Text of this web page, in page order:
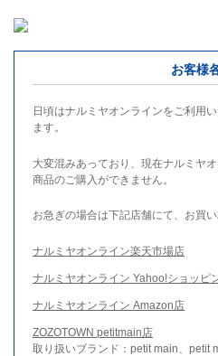
お客様
日頃はナルミヤオンラインをご利用
ます。
大変混みあっており、現在ナルミヤ
商品のご購入ができません。
お急ぎの場合は下記店舗にて、お買い
ナルミヤオンライン楽天市場店
ナルミヤオンライン Yahoo!ショッピ
ナルミヤオンライン Amazon店
ZOZOTOWN petitmain店
取り扱いブランド：petit main、petit